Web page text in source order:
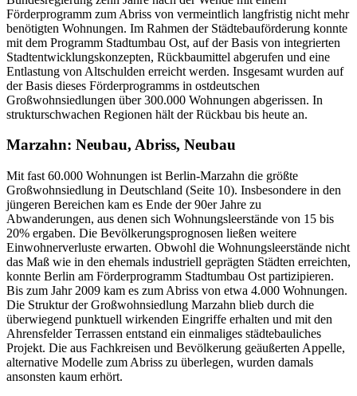
Förderprogramm zum Abriss von vermeintlich langfristig nicht mehr
benötigten Wohnungen. Im Rahmen der Städtebauförderung konnte
mit dem Programm Stadtumbau Ost, auf der Basis von integrierten
Stadtentwicklungskonzepten, Rückbaumittel abgerufen und eine
Entlastung von Altschulden erreicht werden. Insgesamt wurden auf
der Basis dieses Förderprogramms in ostdeutschen
Großwohnsiedlungen über 300.000 Wohnungen abgerissen. In
strukturschwachen Regionen hält der Rückbau bis heute an.
Marzahn: Neubau, Abriss, Neubau
Mit fast 60.000 Wohnungen ist Berlin-Marzahn die größte
Großwohnsiedlung in Deutschland (Seite 10). Insbesondere in den
jüngeren Bereichen kam es Ende der 90er Jahre zu
Abwanderungen, aus denen sich Wohnungsleerstände von 15 bis
20% ergaben. Die Bevölkerungsprognosen ließen weitere
Einwohnerverluste erwarten. Obwohl die Wohnungsleerstände nicht
das Maß wie in den ehemals industriell geprägten Städten erreichten,
konnte Berlin am Förderprogramm Stadtumbau Ost partizipieren.
Bis zum Jahr 2009 kam es zum Abriss von etwa 4.000 Wohnungen.
Die Struktur der Großwohnsiedlung Marzahn blieb durch die
überwiegend punktuell wirkenden Eingriffe erhalten und mit den
Ahrensfelder Terrassen entstand ein einmaliges städtebauliches
Projekt. Die aus Fachkreisen und Bevölkerung geäußerten Appelle,
alternative Modelle zum Abriss zu überlegen, wurden damals
ansonsten kaum erhört.